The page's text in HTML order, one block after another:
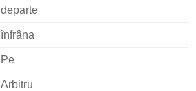
departe
înfrâna
Pe
Arbitru